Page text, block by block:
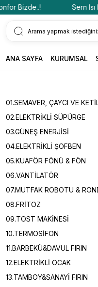
Bizde..! Sern Isı
ANA SAYFA KURUMSAL
01.SEMAVER, ÇAYCI VE
02.ELEKTRİKLİ SÜPÜRGE
03.GÜNEŞ ENERJİSİ
04.ELEKTRİKLİ ŞOFBEN
05.KUAFÖR FÖNÜ & FÖN
06.VANTİLATÖR
07.MUTFAK ROBOTU &
08.FRİTÖZ
09.TOST MAKİNESİ
10.TERMOSİFON
11.BARBEKÜ&DAVUL FIRIN
12.ELEKTRİKLİ OCAK
13.TAMBOY&SANAYİ FIRIN